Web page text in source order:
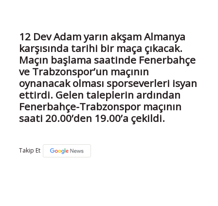
12 Dev Adam yarın akşam Almanya
karşısında tarihi bir maça çıkacak.
Maçın başlama saatinde Fenerbahçe
ve Trabzonspor’un maçının
oynanacak olması sporseverleri isyan
ettirdi. Gelen taleplerin ardından
Fenerbahçe-Trabzonspor maçının
saati 20.00’den 19.00’a çekildi.
Takip Et